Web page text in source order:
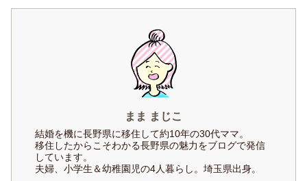
まま まじこ
結婚を機に長野県に移住して約10年の30代ママ。
移住したからこそわかる長野県の魅力をブログで発信
しています。
夫婦、小学生＆幼稚園児の4人暮らし。埼玉県出身。